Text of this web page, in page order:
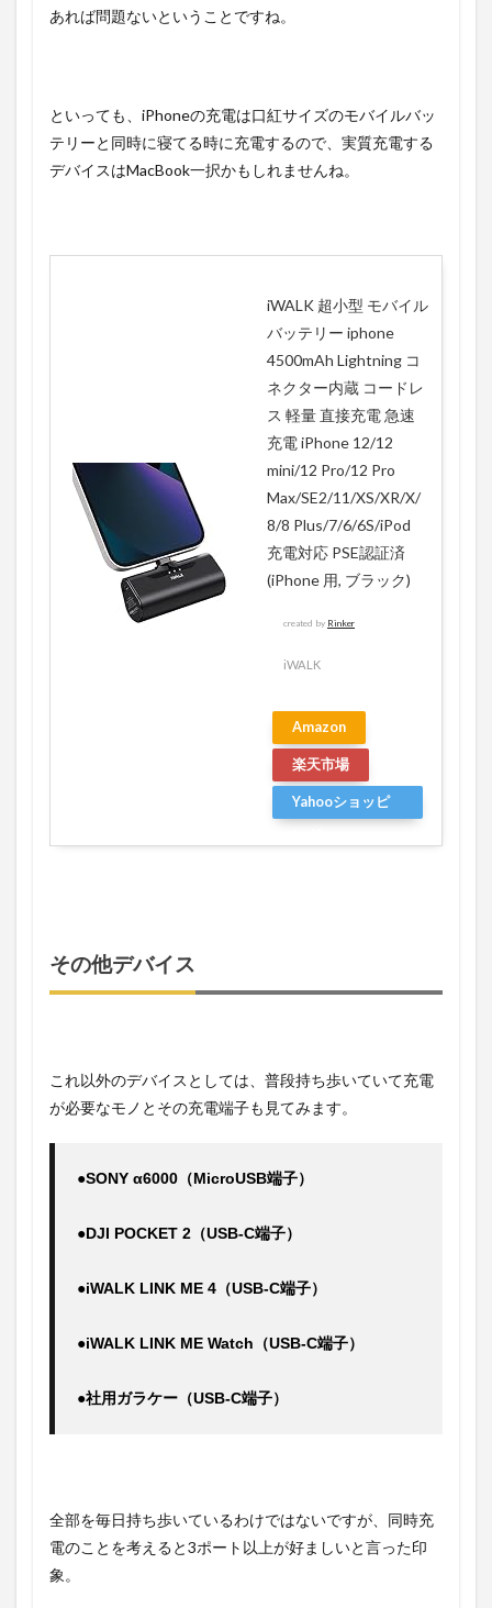
あれば問題ないということですね。
といっても、iPhoneの充電は口紅サイズのモバイルバッ
テリーと同時に寝てる時に充電するので、実質充電する
デバイスはMacBook一択かもしれませんね。
iWALK 超小型 モバイル
バッテリー iphone
4500mAh Lightning コ
ネクター内蔵 コードレ
ス 軽量 直接充電 急速
充電 iPhone 12/12
mini/12 Pro/12 Pro
Max/SE2/11/XS/XR/X/
8/8 Plus/7/6/6S/iPod
充電対応 PSE認証済
(iPhone 用, ブラック)
created by Rinker
iWALK
Amazon
楽天市場
Yahooショッピ
その他デバイス
これ以外のデバイスとしては、普段持ち歩いていて充電
が必要なモノとその充電端子も見てみます。
●SONY α6000（MicroUSB端子）
●DJI POCKET 2（USB-C端子）
●iWALK LINK ME 4（USB-C端子）
●iWALK LINK ME Watch（USB-C端子）
全部を毎日持ち歩いているわけではないですが、同時充
電のことを考えると3ポート以上が好ましいと言った印
象。